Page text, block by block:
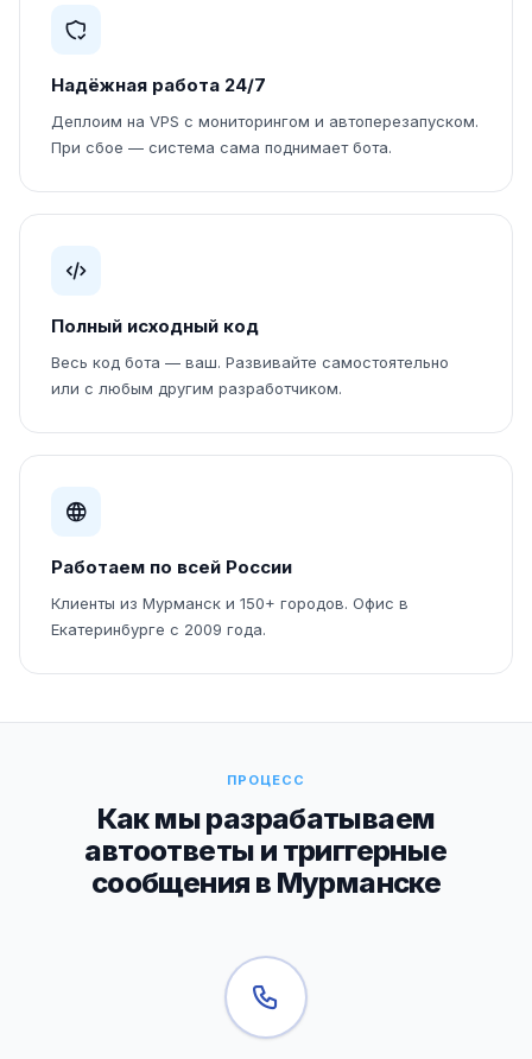
Надёжная работа 24/7
Деплоим на VPS с мониторингом и автоперезапуском.
При сбое — система сама поднимает бота.
Полный исходный код
Весь код бота — ваш. Развивайте самостоятельно
или с любым другим разработчиком.
Работаем по всей России
Клиенты из Мурманск и 150+ городов. Офис в
Екатеринбурге с 2009 года.
ПРОЦЕСС
Как мы разрабатываем
автоответы и триггерные
сообщения в Мурманске